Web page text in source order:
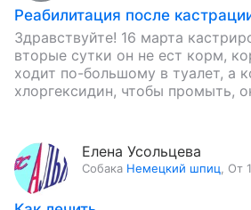
Реабилитация после
Здравствуйте! 16 марта
вторые сутки он не ест корм,
ходит по-большому в туалет, а
хлоргексидин, чтобы промыть,
Елена Усольцева
Собака Немецкий шпиц От